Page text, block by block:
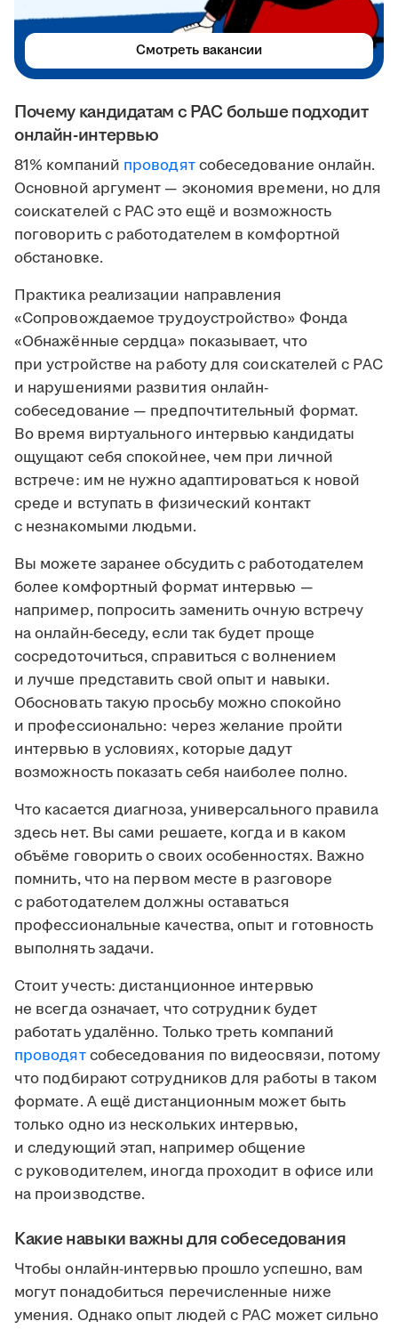
Почему кандидатам с РАС больше подходит
онлайн-интервью
81% компаний проводятсобеседование онлайн.
Основной аргумент — экономия времени, но для
соискателей с РАС это ещё и возможность
поговорить с работодателем в комфортной
обстановке.
Практика реализации направления
«Сопровождаемое трудоустройство» Фонда
«Обнажённые сердца» показывает, что
при устройстве на работу для соискателей с РАС
и нарушениями развития онлайн-
собеседование — предпочтительный формат.
Во время виртуального интервью кандидаты
ощущают себя спокойнее, чем при личной
встрече: им не нужно адаптироваться к новой
среде и вступать в физический контакт
с незнакомыми людьми.
Вы можете заранее обсудить с работодателем
более комфортный формат интервью —
например, попросить заменить очную встречу
на онлайн-беседу, если так будет проще
сосредоточиться, справиться с волнением
и лучше представить свой опыт и навыки.
Обосновать такую просьбу можно спокойно
и профессионально: через желание пройти
интервью в условиях, которые дадут
возможность показать себя наиболее полно.
Что касается диагноза, универсального правила
здесь нет. Вы сами решаете, когда и в каком
объёме говорить о своих особенностях. Важно
помнить, что на первом месте в разговоре
с работодателем должны оставаться
профессиональные качества, опыт и готовность
выполнять задачи.
Стоит учесть: дистанционное интервью
не всегда означает, что сотрудник будет
работать удалённо. Только треть компаний
проводятсобеседования по видеосвязи, потому
что подбирают сотрудников для работы в таком
формате. А ещё дистанционным может быть
только одно из нескольких интервью,
и следующий этап, например общение
с руководителем, иногда проходит в офисе или
на производстве.
Какие навыки важны для собеседования
Чтобы онлайн-интервью прошло успешно, вам
могут понадобиться перечисленные ниже
умения. Однако опыт людей с РАС может сильно
Смотреть вакансии